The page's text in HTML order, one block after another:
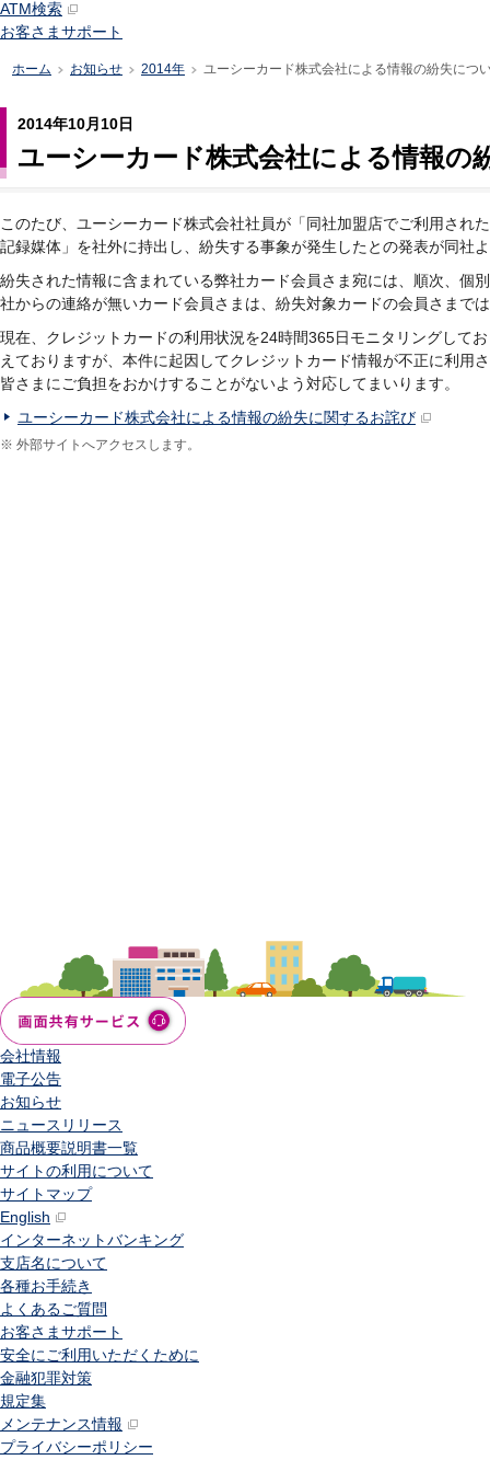
ATM検索
お客さまサポート
ホーム >お知らせ >2014年 >ユーシーカード株式会社による情報の紛失につ
2014年10月10日
ユーシーカード株式会社による情報の
このたび、ユーシーカード株式会社社員が「同社加盟店でご利用され
記録媒体」を社外に持出し、紛失する事象が発生したとの発表が同社
紛失された情報に含まれている弊社カード会員さま宛には、順次、個
社からの連絡が無いカード会員さまは、紛失対象カードの会員さまで
現在、クレジットカードの利用状況を24時間365日モニタリングして
えておりますが、本件に起因してクレジットカード情報が不正に利用
皆さまにご負担をおかけすることがないよう対応してまいります。
ユーシーカード株式会社による情報の紛失に関するお詫び
※ 外部サイトへアクセスします。
会社情報
電子公告
お知らせ
ニュースリリース
商品概要説明書一覧
サイトの利用について
サイトマップ
English
インターネットバンキング
支店名について
各種お手続き
よくあるご質問
お客さまサポート
安全にご利用いただくために
金融犯罪対策
規定集
メンテナンス情報
プライバシーポリシー